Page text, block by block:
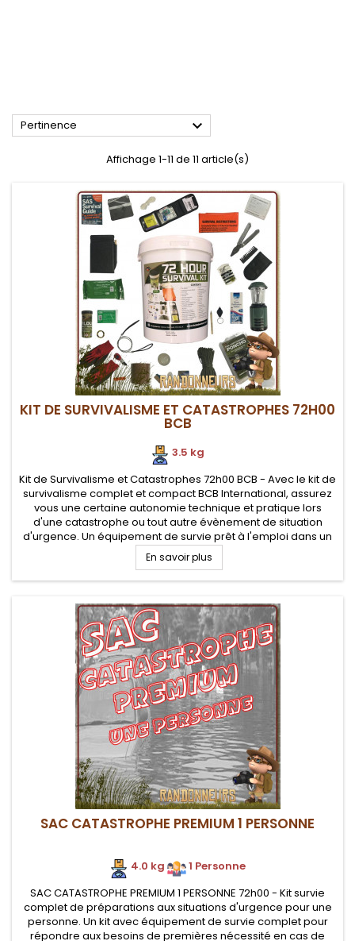
Pertinence 
Affichage 1-11 de 11 article(s)
KIT DE SURVIVALISME ET CATASTROPHES 72H00
BCB
3.5 kg
Kit de Survivalisme et Catastrophes 72h00 BCB - Avec le kit de
survivalisme complet et compact BCB International, assurez
vous une certaine autonomie technique et pratique lors
d'une catastrophe ou tout autre évènement de situation
d'urgence. Un équipement de survie prêt à l'emploi dans un
seau hermétique
En savoir plus
SAC CATASTROPHE PREMIUM 1 PERSONNE
4.0 kg
1 Personne
SAC CATASTROPHE PREMIUM 1 PERSONNE 72h00 - Kit survie
complet de préparations aux situations d'urgence pour une
personne. Un kit avec équipement de survie complet pour
répondre aux besoins de premières nécessité en cas de